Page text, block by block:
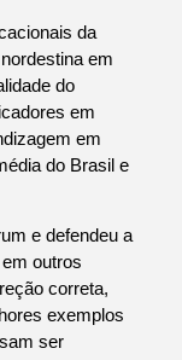
da
em
do
em
em
do Brasil e
e defendeu a
outros
correta,
exemplos
ser